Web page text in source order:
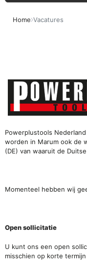
Home Vacatures
Powerplustools
worden in Marum ook de
(DE) van waaruit de
Momenteel hebben wij
Open sollicitatie
U kunt ons een open
misschien op korte